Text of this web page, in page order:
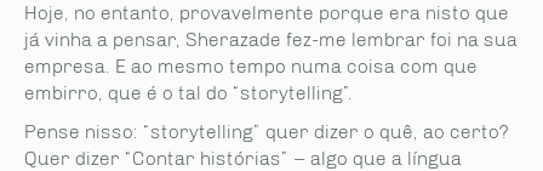
Hoje, no entanto, provavelmente porque era nisto que
já vinha a pensar, Sherazade fez-me lembrar foi na sua
empresa. E ao mesmo tempo numa coisa com que
embirro, que é o tal do “storytelling”.
Pense nisso: “storytelling” quer dizer o quê, ao certo?
Quer dizer “Contar histórias” – algo que a língua